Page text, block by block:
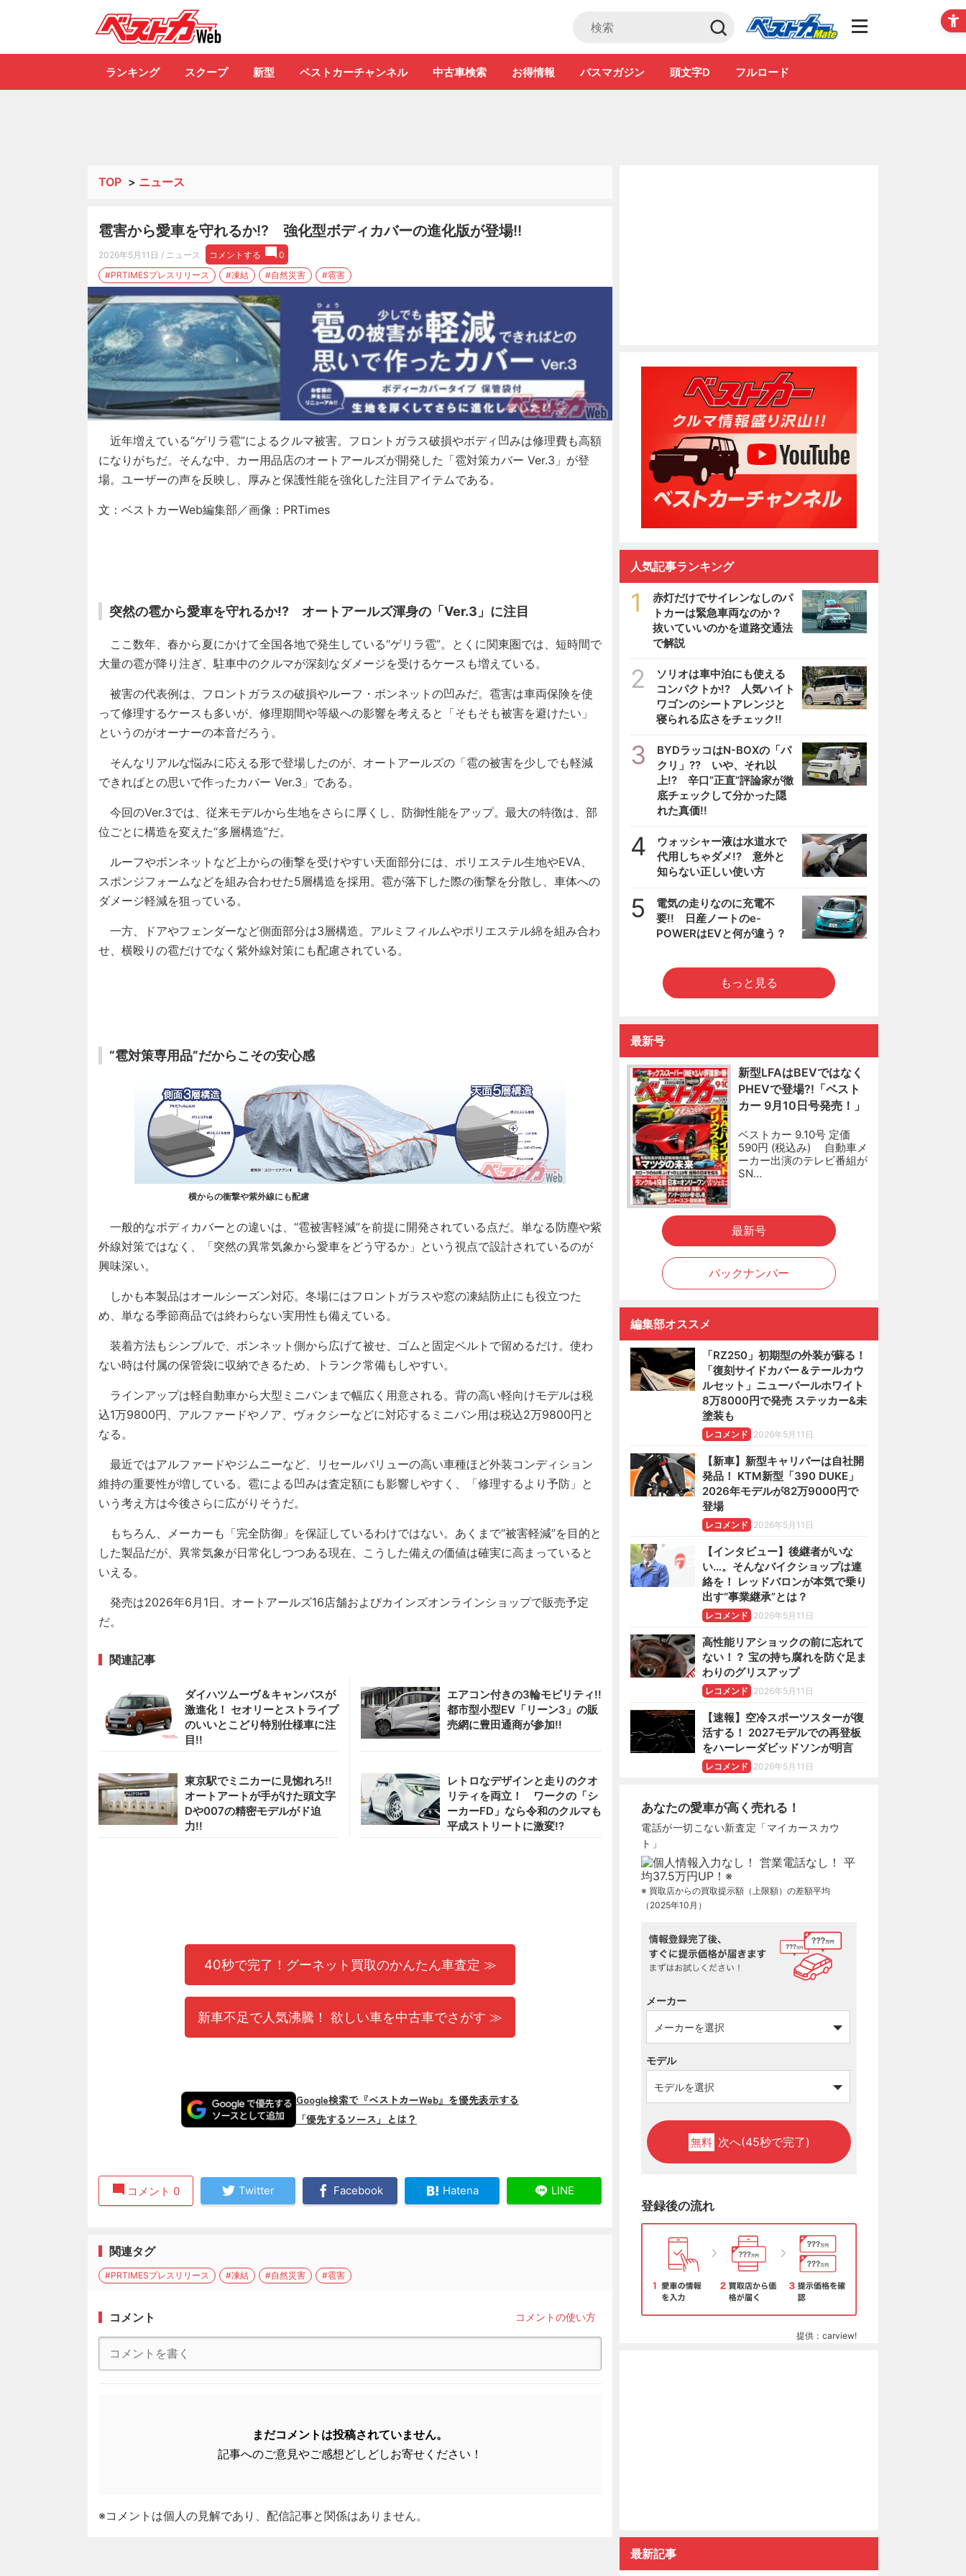
Club
ランキング スクープ 新型 ベストカーチャンネル 中古車検索 お得情報 バスマガジン 頭文字D フルロード
TOP > ニュース
雹害から愛車を守れるか!? 強化型ボディカバーの進化版が登場!!
2026年5月11日 / ニュース コメントする
0
#PRTIMESプレスリリース
#凍結 #自然災害 #雹害
近年増えている“ゲリラ雹”によるクルマ被害。フロントガラス破損やボディ凹みは修理費も高額
になりがちだ。そんな中、カー用品店のオートアールズが開発した「雹対策カバー Ver.3」が登
場。ユーザーの声を反映し、厚みと保護性能を強化した注目アイテムである。
文：ベストカーWeb編集部／画像：PRTimes
突然の雹から愛車を守れるか!? オートアールズ渾身の「Ver.3」に注目
ここ数年、春から夏にかけて全国各地で発生している“ゲリラ雹”。とくに関東圏では、短時間で
大量の雹が降り注ぎ、駐車中のクルマが深刻なダメージを受けるケースも増えている。
被害の代表例は、フロントガラスの破損やルーフ・ボンネットの凹みだ。雹害は車両保険を使
って修理するケースも多いが、修理期間や等級への影響を考えると「そもそも被害を避けたい」
というのがオーナーの本音だろう。
そんなリアルな悩みに応える形で登場したのが、オートアールズの「雹の被害を少しでも軽減
できればとの思いで作ったカバー Ver.3」である。
今回のVer.3では、従来モデルから生地をさらに厚くし、防御性能をアップ。最大の特徴は、部
位ごとに構造を変えた“多層構造”だ。
ルーフやボンネットなど上からの衝撃を受けやすい天面部分には、ポリエステル生地やEVA、
スポンジフォームなどを組み合わせた5層構造を採用。雹が落下した際の衝撃を分散し、車体への
ダメージ軽減を狙っている。
一方、ドアやフェンダーなど側面部分は3層構造。アルミフィルムやポリエステル綿を組み合わ
せ、横殴りの雹だけでなく紫外線対策にも配慮されている。
“雹対策専用品”だからこその安心感
横からの衝撃や紫外線にも配慮
一般的なボディカバーとの違いは、“雹被害軽減”を前提に開発されている点だ。単なる防塵や紫
外線対策ではなく、「突然の異常気象から愛車をどう守るか」という視点で設計されているのが
興味深い。
しかも本製品はオールシーズン対応。冬場にはフロントガラスや窓の凍結防止にも役立つた
め、単なる季節商品では終わらない実用性も備えている。
装着方法もシンプルで、ボンネット側から広げて被せ、ゴムと固定ベルトで留めるだけ。使わ
ない時は付属の保管袋に収納できるため、トランク常備もしやすい。
ラインアップは軽自動車から大型ミニバンまで幅広く用意される。背の高い軽向けモデルは税
込1万9800円、アルファードやノア、ヴォクシーなどに対応するミニバン用は税込2万9800円と
なる。
最近ではアルファードやジムニーなど、リセールバリューの高い車種ほど外装コンディション
維持の重要性が増している。雹による凹みは査定額にも影響しやすく、「修理するより予防」と
いう考え方は今後さらに広がりそうだ。
もちろん、メーカーも「完全防御」を保証しているわけではない。あくまで“被害軽減”を目的と
した製品だが、異常気象が日常化しつつある現在、こうした備えの価値は確実に高まっていると
いえる。
発売は2026年6月1日。オートアールズ16店舗およびカインズオンラインショップで販売予定
だ。
関連記事
ダイハツムーヴ＆キャンバスが
激進化！ セオリーとストライプ
のいいとこどり特別仕様車に注
目!!
エアコン付きの3輪モビリティ!!
都市型小型EV「リーン3」の販
売網に豊田通商が参加!!
東京駅でミニカーに見惚れろ!!
オートアートが手がけた頭文字
Dや007の精密モデルがド迫
力!!
レトロなデザインと走りのクオ
リティを両立！ ワークの「シ
ーカーFD」なら令和のクルマも
平成ストリートに激変!?
40秒で完了！グーネット買取のかんたん車査定 ≫
新車不足で人気沸騰！ 欲しい車を中古車でさがす ≫
Google検索で『ベストカーWeb』を優先表示する
「優先するソース」とは？
コメント 0 Twitter Facebook Hatena LINE
関連タグ
#PRTIMESプレスリリース #凍結 #自然災害 #雹害
コメント コメントの使い方
まだコメントは投稿されていません。
記事へのご意見やご感想どしどしお寄せください！
※コメントは個人の見解であり、配信記事と関係はありません。
人気記事ランキング
1
赤灯だけでサイレンなしのパ
トカーは緊急車両なのか？
抜いていいのかを道路交通法
で解説
2
ソリオは車中泊にも使える
コンパクトか!? 人気ハイト
ワゴンのシートアレンジと
寝られる広さをチェック!!
3
BYDラッコはN-BOXの「パ
クリ」?? いや、それ以
上!? 辛口”正直”評論家が徹
底チェックして分かった隠
れた真価!!
4
ウォッシャー液は水道水で
代用しちゃダメ!? 意外と
知らない正しい使い方
5
電気の走りなのに充電不
要!! 日産ノートのe-
POWERはEVと何が違う？
もっと見る
最新号
新型LFAはBEVではなく
PHEVで登場?!「ベスト
カー 9月10日号発売！」
ベストカー 9.10号 定価
590円 (税込み) 自動車メ
ーカー出演のテレビ番組が
SN…
最新号
バックナンバー
編集部オススメ
「RZ250」初期型の外装が蘇る！
「復刻サイドカバー＆テールカウ
ルセット」ニューパールホワイト
8万8000円で発売 ステッカー&未
塗装も
レコメンド 2026年5月11日
【新車】新型キャリパーは自社開
発品！ KTM新型「390 DUKE」
2026年モデルが82万9000円で
登場
レコメンド 2026年5月11日
【インタビュー】後継者がいな
い…。そんなバイクショップは連
絡を！ レッドバロンが本気で乗り
出す“事業継承”とは？
レコメンド 2026年5月11日
高性能リアショックの前に忘れて
ない！？ 宝の持ち腐れを防ぐ足ま
わりのグリスアップ
レコメンド 2026年5月11日
【速報】空冷スポーツスターが復
活する！ 2027モデルでの再登板
をハーレーダビッドソンが明言
レコメンド 2026年5月11日
あなたの愛車が高く売れる！
電話が一切こない新査定「マイカースカウ
ト」
※ 買取店からの買取提示額（上限額）の差額平均
（2025年10月）
メーカー
モデル
無料 次へ(45秒で完了)
登録後の流れ
提供：carview!
最新記事